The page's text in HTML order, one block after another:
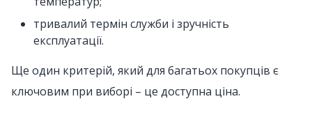
тривалий термін служби і зручність
експлуатації.
Ще один критерій, який для багатьох покупців є
ключовим при виборі – це доступна ціна.